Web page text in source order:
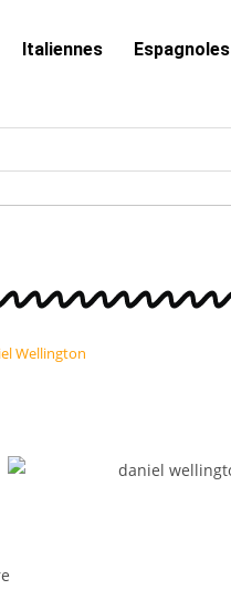
Italiennes Espagnoles
Wellington